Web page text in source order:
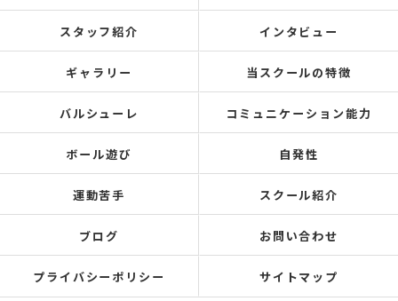
スタッフ紹介 インタビュー
ギャラリー 当スクールの特徴
バルシューレ コミュニケーション能力
ボール遊び 自発性
運動苦手 スクール紹介
ブログ お問い合わせ
プライバシーポリシー サイトマップ